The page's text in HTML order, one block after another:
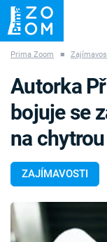
ZÁHADY
Témata
Témata
Prima Zoom ■
ZAJÍMAVOSTI
Autorka
bojuje se
na